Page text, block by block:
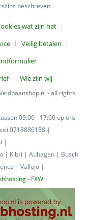
beschreven
wat zijn het
Veilig betalen
Wie zijn wij
- all rights
09:00 - 17:00 op ons
0718886188 |
|
| Kibri | Auhagen | Busch
| Vallejo |
- FXW